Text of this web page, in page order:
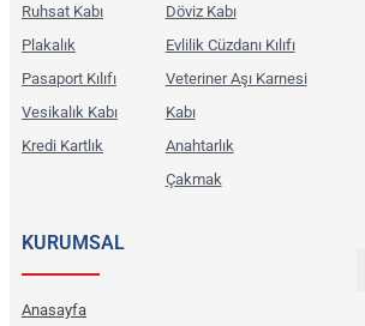
Ruhsat Kabı
Plakalık
Pasaport Kılıfı
Vesikalık Kabı
Kredi Kartlık
Döviz Kabı
Evlilik Cüzdanı Kılıfı
Veteriner Aşı Karnesi
Kabı
Anahtarlık
Çakmak
KURUMSAL
Anasayfa